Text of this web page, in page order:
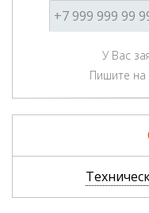
У Вас
Пишите на